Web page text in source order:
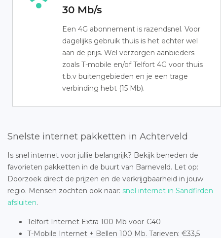
30 Mb/s
Een 4G abonnement is razendsnel. Voor
dagelijks gebruik thuis is het echter wel
aan de prijs. Wel verzorgen aanbieders
zoals T-mobile en/of Telfort 4G voor thuis
t.b.v buitengebieden en je een trage
verbinding hebt (15 Mb).
Snelste internet pakketten in Achterveld
Is snel internet voor jullie belangrijk? Bekijk beneden de
favorieten pakketten in de buurt van Barneveld. Let op:
Doorzoek direct de prijzen en de verkrijgbaarheid in jouw
regio. Mensen zochten ook naar: snel internet in Sandfirden
afsluiten.
Telfort Internet Extra 100 Mb voor €40
T-Mobile Internet + Bellen 100 Mb. Tarieven: €33,5